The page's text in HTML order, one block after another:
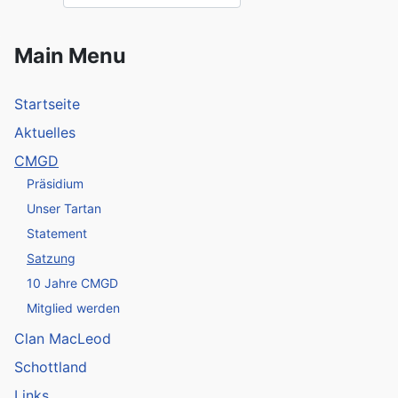
Main Menu
Startseite
Aktuelles
CMGD
Präsidium
Unser Tartan
Statement
Satzung
10 Jahre CMGD
Mitglied werden
Clan MacLeod
Schottland